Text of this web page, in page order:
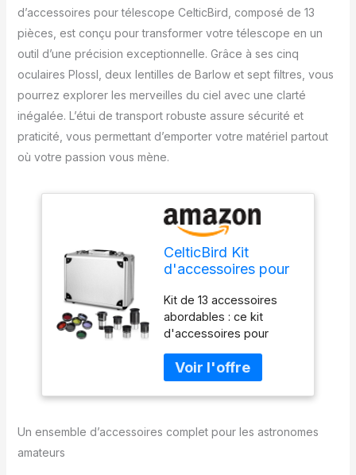
d’accessoires pour télescope CelticBird, composé de 13
pièces, est conçu pour transformer votre télescope en un
outil d’une précision exceptionnelle. Grâce à ses cinq
oculaires Plossl, deux lentilles de Barlow et sept filtres, vous
pourrez explorer les merveilles du ciel avec une clarté
inégalée. L’étui de transport robuste assure sécurité et
praticité, vous permettant d’emporter votre matériel partout
où votre passion vous mène.
CelticBird Kit
d'accessoires pour
pièces–Oculaire de
télescope de 3,2 cm
et Ensemble de
filtres avec Un étui
de Transport
Robuste–5 oculaires
de Plossl–2 lentilles
Kit de 13 accessoires
abordables : ce kit
d'accessoires pour
comprend 5 oculaires
Plossl, 5 filtres de
couleur, 1 filtre polarisant,
Barlow, vous permettant
Un ensemble d’accessoires complet pour les astronomes
amateurs